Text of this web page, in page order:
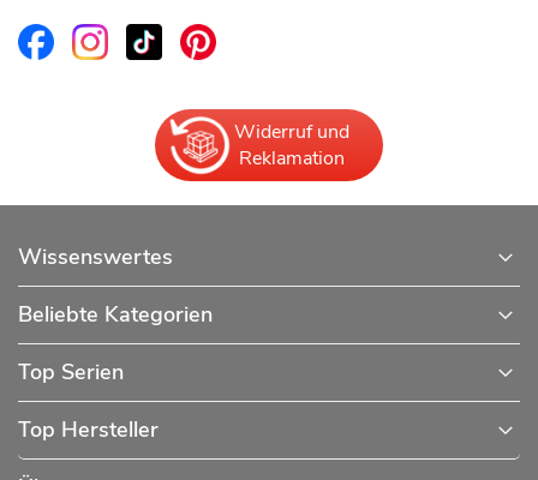
Widerruf und
Reklamation
Wissenswertes
Beliebte Kategorien
Top Serien
Top Hersteller